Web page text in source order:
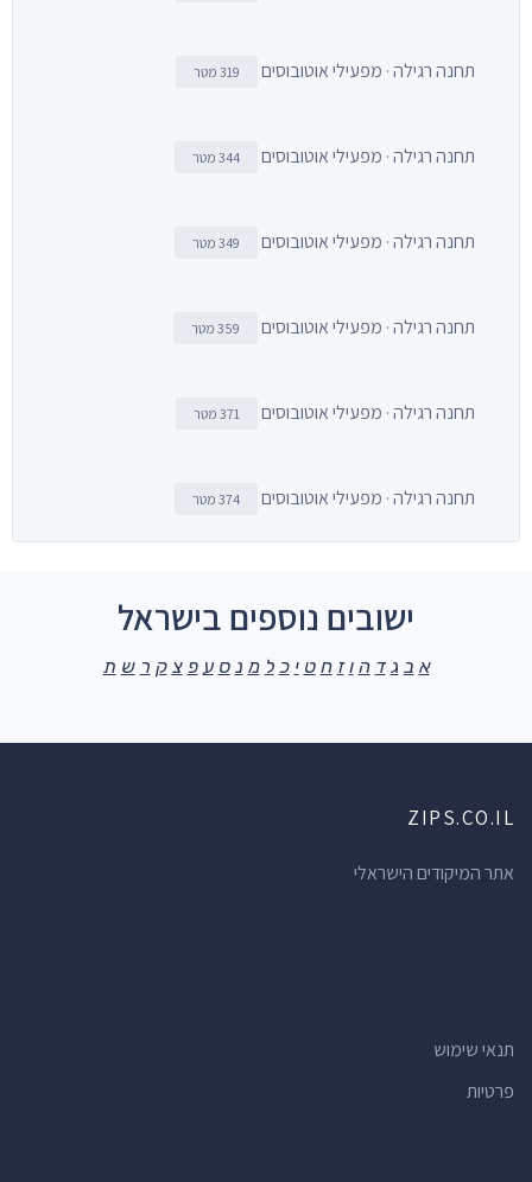
תחנה רגילה · מפעילי אוטובוסים 319 מטר
תחנה רגילה · מפעילי אוטובוסים 344 מטר
תחנה רגילה · מפעילי אוטובוסים 349 מטר
תחנה רגילה · מפעילי אוטובוסים 359 מטר
תחנה רגילה · מפעילי אוטובוסים 371 מטר
תחנה רגילה · מפעילי אוטובוסים 374 מטר
ישובים נוספים בישראל
א ב ג ד ה ו ז ח ט י כ ל מ נ ס ע פ צ ק ר ש ת
ZIPS.CO.IL
אתר המיקודים הישראלי
תנאי שימוש
פרטיות